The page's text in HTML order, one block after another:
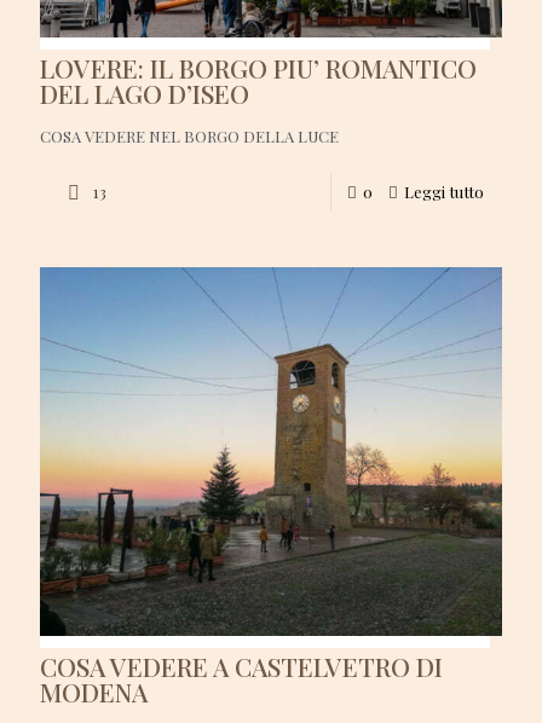
LOVERE: IL BORGO PIU’ ROMANTICO
DEL LAGO D’ISEO
COSA VEDERE NEL BORGO DELLA LUCE
13 0 Leggi tutto
COSA VEDERE A CASTELVETRO DI
MODENA